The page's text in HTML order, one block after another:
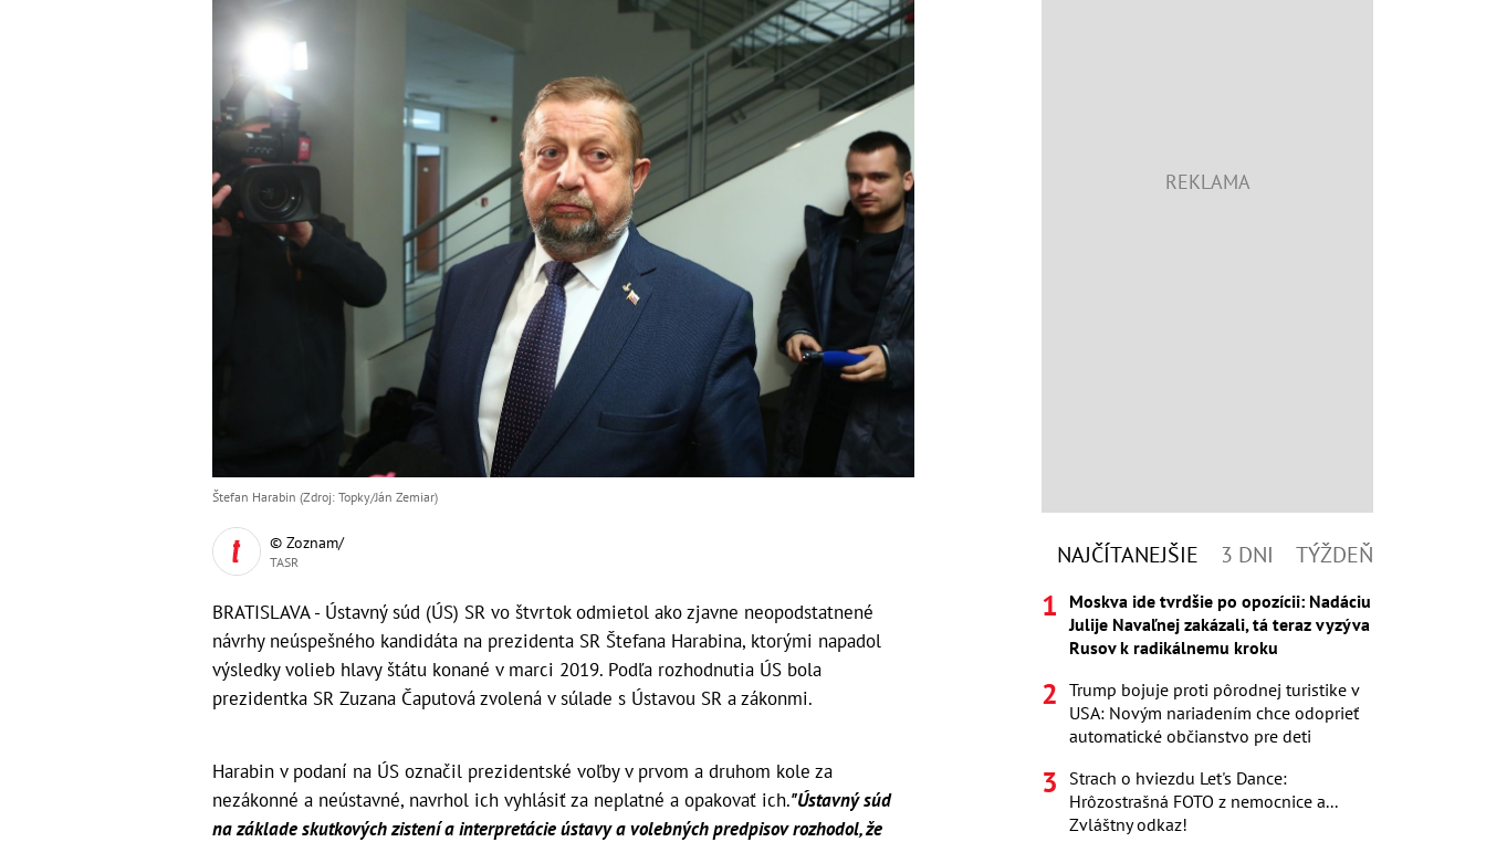
Štefan Harabin (Zdroj: Topky/Ján Zemiar)
© Zoznam/
TASR
BRATISLAVA - Ústavný súd (ÚS) SR vo štvrtok odmietol ako zjavne neopodstatnené
návrhy neúspešného kandidáta na prezidenta SR Štefana Harabina, ktorými napadol
výsledky volieb hlavy štátu konané v marci 2019. Podľa rozhodnutia ÚS bola
prezidentka SR Zuzana Čaputová zvolená v súlade s Ústavou SR a zákonmi.
Harabin v podaní na ÚS označil prezidentské voľby v prvom a druhom kole za
nezákonné a neústavné, navrhol ich vyhlásiť za neplatné a opakovať ich."Ústavný súd
na základe skutkových zistení a interpretácie ústavy a volebných predpisov rozhodol, že
NAJČÍTANEJŠIE 3 DNI TÝŽDEŇ
Moskva ide tvrdšie po opozícii: Nadáciu
Julije Navaľnej zakázali, tá teraz vyzýva
Rusov k radikálnemu kroku
Trump bojuje proti pôrodnej turistike v
USA: Novým nariadením chce odoprieť
automatické občianstvo pre deti
Strach o hviezdu Let's Dance:
Hrôzostrašná FOTO z nemocnice a...
Zvláštny odkaz!